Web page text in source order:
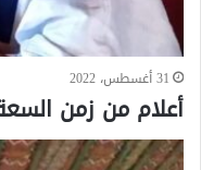
31 أغسطس، 2022
أعلام من زمن